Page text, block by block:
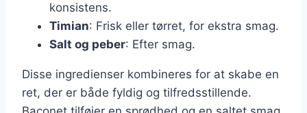
konsistens.
Timian: Frisk eller tørret, for ekstra smag.
Salt og peber: Efter smag.
Disse ingredienser kombineres for at skabe en
ret, der er både fyldig og tilfredsstillende.